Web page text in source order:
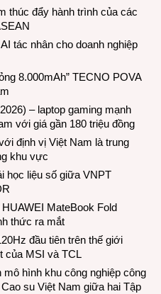
thúc đẩy hành trình của các
tác nhân cho doanh nghiệp
8.000mAh” TECNO POVA
– laptop gaming mạnh
với giá gần 180 triệu đồng
định vị Việt Nam là trung
khu vực
học liệu số giữa VNPT
MateBook Fold
thức ra mắt
đầu tiên trên thế giới
của MSI và TCL
hình khu công nghiệp công
su Việt Nam giữa hai Tập